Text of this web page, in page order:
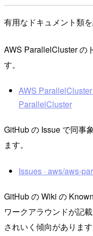
有用なドキュメント類を
AWS ParallelCluster の
す。
AWS
ParallelCluster
GitHub の Issue で同事
ます。
Issues · aws/aws-
GitHub の Wiki の
ワークアラウンドが記
されいく傾向がありま